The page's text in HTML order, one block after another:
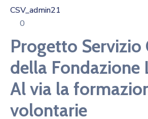
CSV_admin21
0
Progetto Servizio
della Fondazione
Al via la
volontarie